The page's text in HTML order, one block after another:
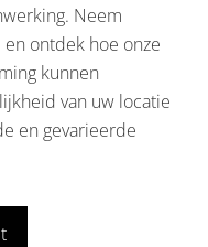
Neem
ontdek hoe onze
kunnen
van uw locatie
en gevarieerde